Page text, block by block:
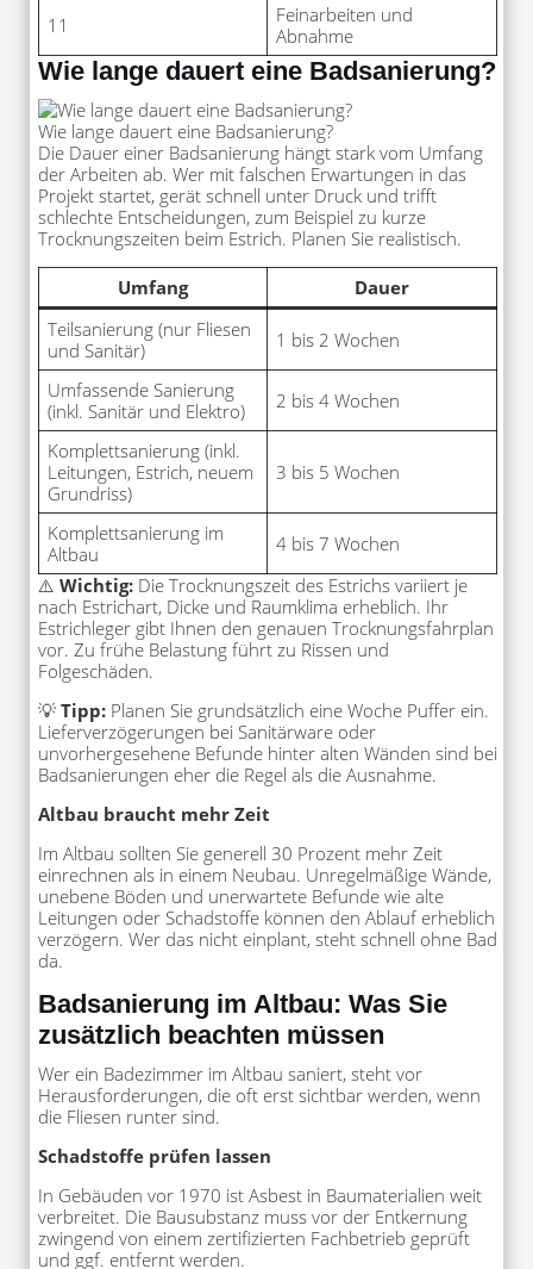
11
Feinarbeiten und
Abnahme
Wie lange dauert eine Badsanierung?
Wie lange dauert eine Badsanierung?
Die Dauer einer Badsanierung hängt stark vom Umfang
der Arbeiten ab. Wer mit falschen Erwartungen in das
Projekt startet, gerät schnell unter Druck und trifft
schlechte Entscheidungen, zum Beispiel zu kurze
Trocknungszeiten beim Estrich. Planen Sie realistisch.
Umfang
Dauer
Teilsanierung (nur Fliesen
und Sanitär)
1 bis 2 Wochen
Umfassende Sanierung
(inkl. Sanitär und Elektro)
2 bis 4 Wochen
Komplettsanierung (inkl.
Leitungen, Estrich, neuem
Grundriss)
3 bis 5 Wochen
Komplettsanierung im
Altbau
4 bis 7 Wochen
⚠️ Wichtig:Die Trocknungszeit des Estrichs variiert je
nach Estrichart, Dicke und Raumklima erheblich. Ihr
Estrichleger gibt Ihnen den genauen Trocknungsfahrplan
vor. Zu frühe Belastung führt zu Rissen und
Folgeschäden.
💡 Tipp:Planen Sie grundsätzlich eine Woche Puffer ein.
Lieferverzögerungen bei Sanitärware oder
unvorhergesehene Befunde hinter alten Wänden sind bei
Badsanierungen eher die Regel als die Ausnahme.
Altbau braucht mehr Zeit
Im Altbau sollten Sie generell 30 Prozent mehr Zeit
einrechnen als in einem Neubau. Unregelmäßige Wände,
unebene Böden und unerwartete Befunde wie alte
Leitungen oder Schadstoffe können den Ablauf erheblich
verzögern. Wer das nicht einplant, steht schnell ohne Bad
da.
Badsanierung im Altbau: Was Sie
zusätzlich beachten müssen
Wer ein Badezimmer im Altbau saniert, steht vor
Herausforderungen, die oft erst sichtbar werden, wenn
die Fliesen runter sind.
Schadstoffe prüfen lassen
In Gebäuden vor 1970 ist Asbest in Baumaterialien weit
verbreitet. Die Bausubstanz muss vor der Entkernung
zwingend von einem zertifizierten Fachbetrieb geprüft
und ggf. entfernt werden.